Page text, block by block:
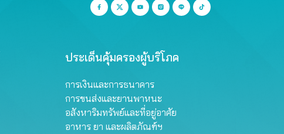
ประเด็นคุ้มครองผู้บริโภค
การเงินและการธนาคาร
การขนส่งและยานพาหนะ
อสังหาริมทรัพย์และที่อยู่อาศัย
อาหาร ยา และผลิตภัณฑ์ฯ